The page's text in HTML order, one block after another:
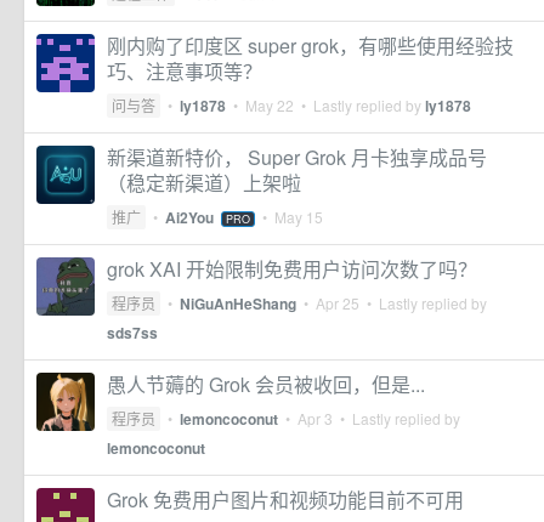
刚内购了印度区 super grok，有哪些使用经验技
巧、注意事项等？
问与答 • ly1878 • May 22 • Lastly replied byly1878
新渠道新特价， Super Grok 月卡独享成品号
（稳定新渠道）上架啦
推广 • Ai2You PRO • May 15
grok XAI 开始限制免费用户访问次数了吗？
程序员 • NiGuAnHeShang • Apr 25 • Lastly replied by
sds7ss
愚人节薅的 Grok 会员被收回，但是...
程序员 • lemoncoconut • Apr 3 • Lastly replied by
lemoncoconut
Grok 免费用户图片和视频功能目前不可用